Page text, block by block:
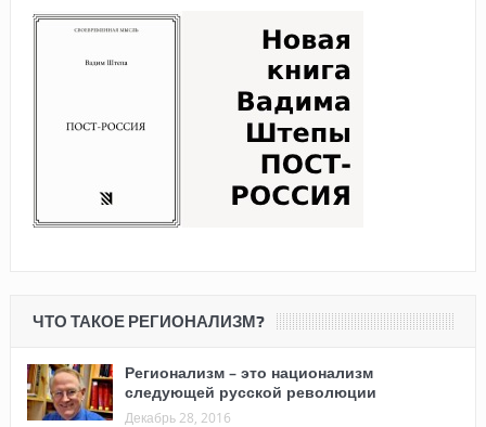
ЧТО ТАКОЕ РЕГИОНАЛИЗМ?
Регионализм – это национализм
следующей русской революции
Декабрь 28, 2016